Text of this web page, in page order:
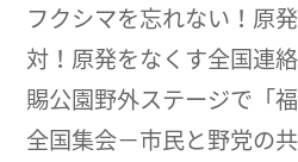
フクシマを忘れない！原
対！原発をなくす全国連
賜公園野外ステージで「
全国集会－市民と野党の